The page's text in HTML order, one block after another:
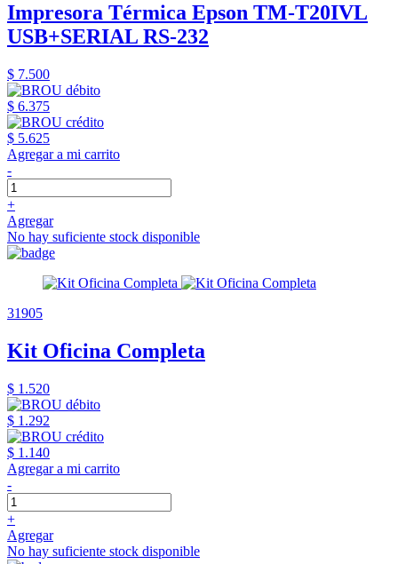
Impresora Térmica Epson TM-T20IVL
USB+SERIAL RS-232
$ 7.500
$ 6.375
$ 5.625
Agregar a mi carrito
-
+
Agregar
No hay suficiente stock disponible
31905
Kit Oficina Completa
$ 1.520
$ 1.292
$ 1.140
Agregar a mi carrito
-
+
Agregar
No hay suficiente stock disponible